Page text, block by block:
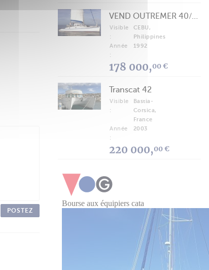
POSTEZ
VEND OUTREMER 40/43 (FREE LANCE)
Visible
:
CEBU,
Philippines
Année
:
1992
178 000,00 €
Transcat 42
Visible
:
Bastia-
Corsica,
France
Année
:
2003
220 000,00 €